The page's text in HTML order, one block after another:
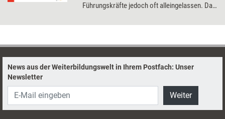
Führungskräfte jedoch oft alleingelassen. Das
Führungskräfte selbst Folgen haben. Dieses
Sie bei der Umsetzung in den Berufsalltag.
Inklusive 37 digitaler Handouts, um die Inhalte
nah am eigenen Arbeitsalltag zu vertiefen.
News aus der Weiterbildungswelt in Ihrem Postfach: Unser
Newsletter
Weiter